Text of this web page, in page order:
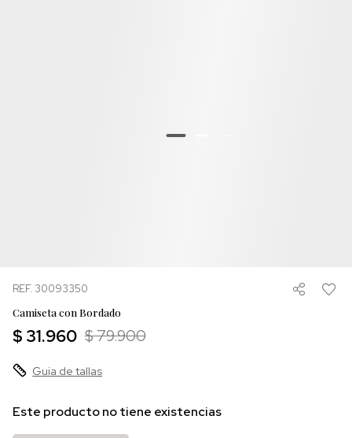
REF. 30093350
Camiseta con Bordado
$ 31.960 $ 79.900
Guia de tallas
Este producto no tiene existencias